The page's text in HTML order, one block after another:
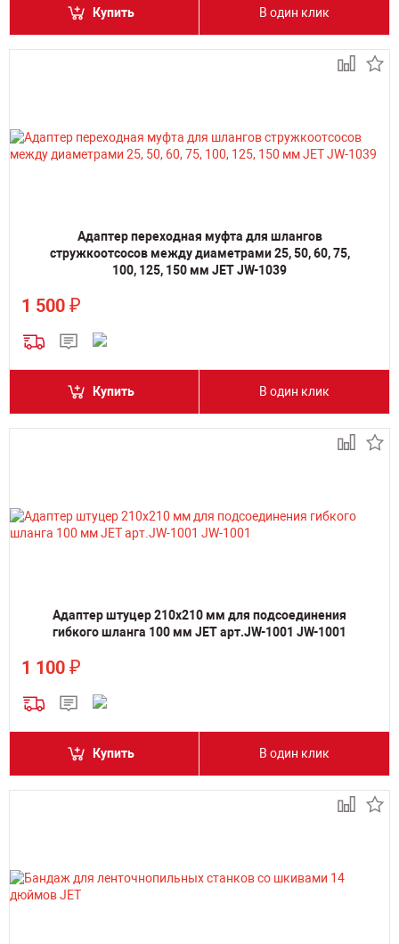
Купить В один клик
Адаптер переходная муфта для шлангов
стружкоотсосов между диаметрами 25, 50, 60, 75,
100, 125, 150 мм JET JW-1039
1 500 ₽
Купить В один клик
Адаптер штуцер 210х210 мм для подсоединения
гибкого шланга 100 мм JET арт.JW-1001 JW-1001
1 100 ₽
Купить В один клик